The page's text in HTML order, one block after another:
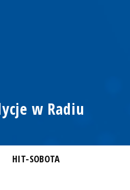
w Radiu
HIT-SOBOTA